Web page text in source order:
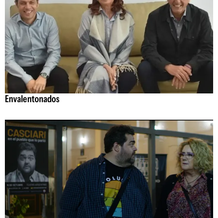
Envalentonados